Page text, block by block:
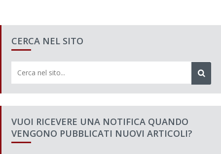
CERCA NEL SITO
VUOI RICEVERE UNA NOTIFICA QUANDO
VENGONO PUBBLICATI NUOVI ARTICOLI?